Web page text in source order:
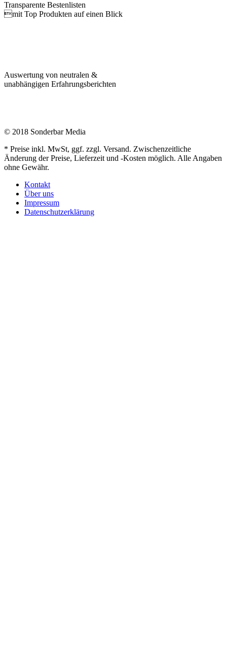
Transparente Bestenlisten
mit Top Produkten auf einen Blick
Auswertung von neutralen &
unabhängigen Erfahrungsberichten
© 2018 Sonderbar Media
* Preise inkl. MwSt, ggf. zzgl. Versand. Zwischenzeitliche
Änderung der Preise, Lieferzeit und -Kosten möglich. Alle Angaben
ohne Gewähr.
Kontakt
Über uns
Impressum
Datenschutzerklärung